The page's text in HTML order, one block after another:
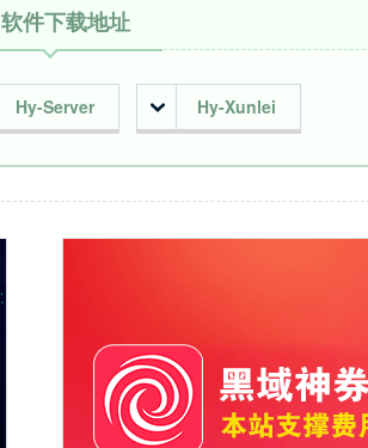
软件下载地址
Hy-Server Hy-Xunlei